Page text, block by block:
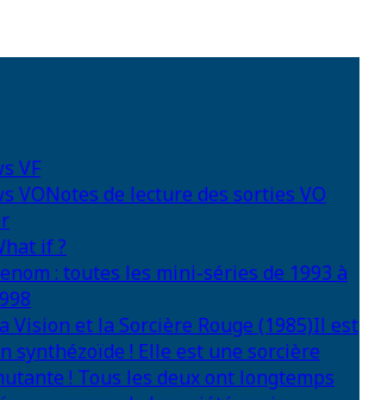
VF
VONotes de lecture des sorties VO
if ?
: toutes les mini-séries de 1993 à
Vision et la Sorcière Rouge (1985)Il est
synthézoïde ! Elle est une sorcière
! Tous les deux ont longtemps